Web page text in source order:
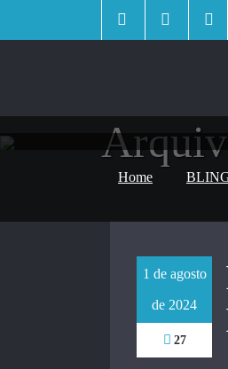
content
Home
1 de agosto
de 2024
27